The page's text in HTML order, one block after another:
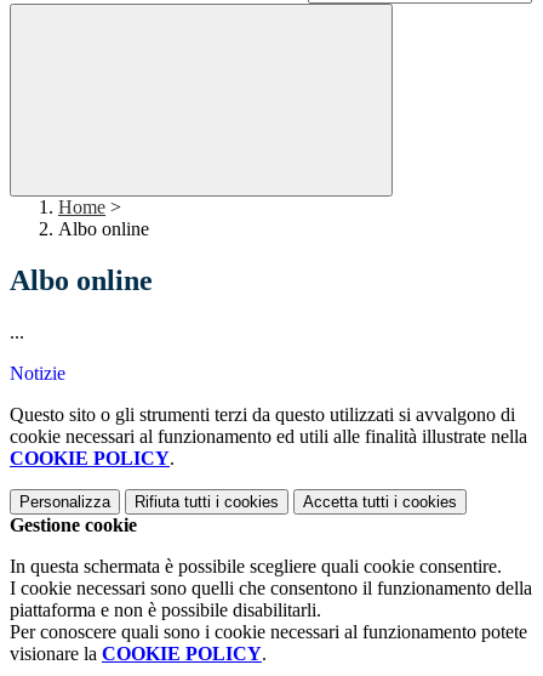
Home >
Albo online
Albo online
...
Notizie
Questo sito o gli strumenti terzi da questo utilizzati si avvalgono di
cookie necessari al funzionamento ed utili alle finalità illustrate nella
COOKIE POLICY.
Personalizza Rifiuta tutti i cookies Accetta tutti i cookies
Gestione cookie
In questa schermata è possibile scegliere quali cookie consentire.
I cookie necessari sono quelli che consentono il funzionamento della
piattaforma e non è possibile disabilitarli.
Per conoscere quali sono i cookie necessari al funzionamento potete
visionare la COOKIE POLICY.